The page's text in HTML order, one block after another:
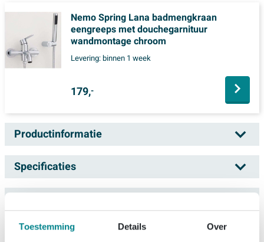
Toestemming Details Over
Nemo Spring Lana badmengkraan
eengreeps met douchegarnituur
wandmontage chroom
Levering:binnen 1 week
179,-
Productinformatie
Nemo Spring Tonco baddouchemengkraan
eengreeps met douchegarnituur chroom
douchegarnituur is een slimme keuze als je jouw
badkamer een moderne, rustige uitstraling wilt geven
Specificaties
Merk
Technische productinformatie
Over Nemo